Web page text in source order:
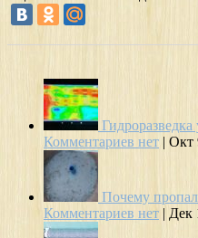
Комментариев нет | Окт
Почему
Комментариев нет | Дек